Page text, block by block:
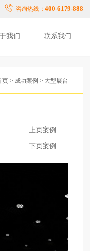
咨询热线： 400-6179-888
我们 联系我们
页 > 成功案例 > 大型展台
上页案例
下页案例